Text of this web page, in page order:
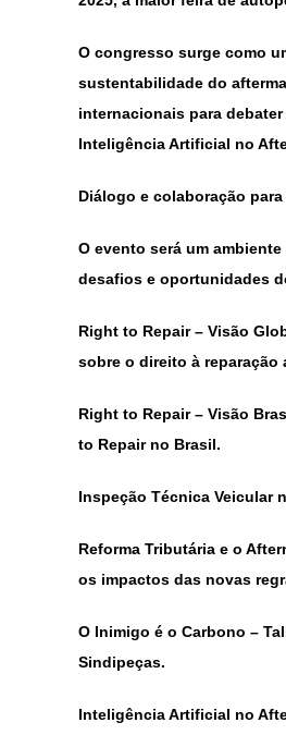
O congresso surge como
sustentabilidade do
internacionais para
Inteligência Artificial no
Diálogo e colaboração
O evento será um
desafios e oportunidades
Right to Repair – Visão
sobre o direito à reparação
Right to Repair – Visão
to Repair no Brasil.
Inspeção Técnica Veicular
Reforma Tributária e o
os impactos das novas
O Inimigo é o Carbono –
Sindipeças.
Inteligência Artificial no